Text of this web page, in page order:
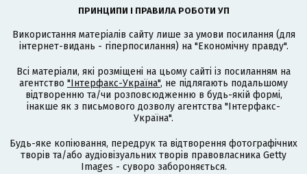
ПРИНЦИПИ І ПРАВИЛА РОБОТИ УП
Використання матеріалів сайту лише за умови посилання (для
інтернет-видань - гіперпосилання) на "Економічну правду".
Всі матеріали, які розміщені на цьому сайті із посиланням на
агентство "Інтерфакс-Україна", не підлягають подальшому
відтворенню та/чи розповсюдженню в будь-якій формі,
інакше як з письмового дозволу агентства "Інтерфакс-
Україна".
Будь-яке копіювання, передрук та відтворення фотографічних
творів та/або аудіовізуальних творів правовласника Getty
Images - суворо забороняється.